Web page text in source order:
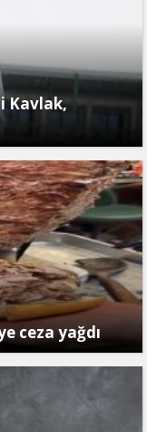
Kavlak,
ceza yağdı